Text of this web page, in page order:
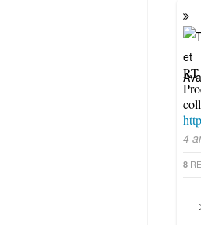
4
8